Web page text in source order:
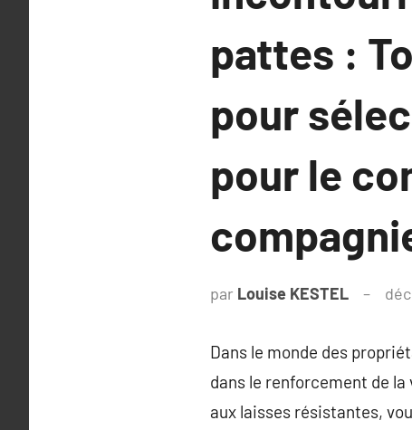
pattes :
pour
pour le
par Louise KESTEL
Dans le monde des
dans le renforcement de
aux laisses résistantes,